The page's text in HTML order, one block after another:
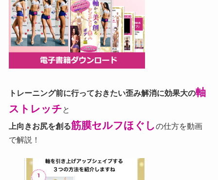
トレーニング前に行っておきたい歪み解消に効果大の軸
ストレッチと
上向きお尻を創る筋膜セルフほぐしの仕方を動画
で解説！